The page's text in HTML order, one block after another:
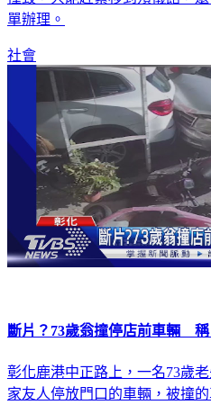
單辦理。
社會
斷片？73歲翁撞停店前車輛 稱
彰化鹿港中正路上，一名73歲
家友人停放門口的車輛，被撞